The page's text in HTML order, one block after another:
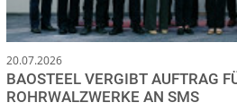
20.07.2026
BAOSTEEL VERGIBT AUFTRAG
ROHRWALZWERKE AN SMS